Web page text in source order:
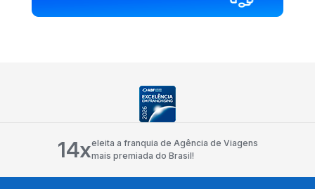
14xeleita a franquia de Agência de Viagens
mais premiada do Brasil!